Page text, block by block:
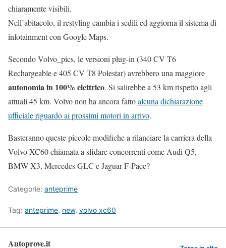
chiaramente visibili.
Nell’abitacolo, il restyling cambia i sedili ed aggiorna il sistema di
infotainment con Google Maps.
Secondo Volvo_pics, le versioni plug-in (340 CV T6
Rechargeable e 405 CV T8 Polestar) avrebbero una maggiore
autonomia in 100% elettrico. Si salirebbe a 53 km rispetto agli
attuali 45 km. Volvo non ha ancora fattoalcuna dichiarazione
ufficiale riguardo ai prossimi motori in arrivo.
Basteranno queste piccole modifiche a rilanciare la carriera della
Volvo XC60 chiamata a sfidare concorrenti come Audi Q5,
BMW X3, Mercedes GLC e Jaguar F-Pace?
Categorie: anteprime
Tag: anteprime, new, volvo xc60
Autoprove.it